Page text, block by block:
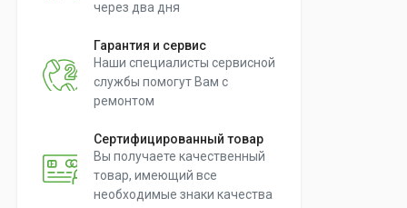
через два дня
Гарантия и сервис
Наши специалисты сервисной
службы помогут Вам с
ремонтом
Сертифицированный товар
Вы получаете качественный
товар, имеющий все
необходимые знаки качества